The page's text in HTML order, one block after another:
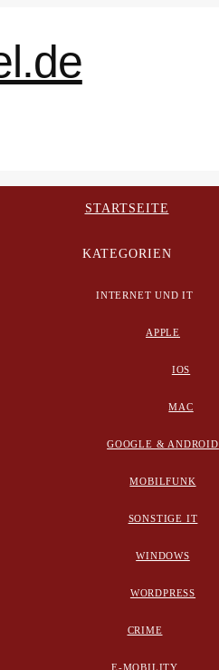
STARTSEITE
KATEGORIEN
INTERNET UND IT
APPLE
IOS
MAC
GOOGLE & ANDROID
MOBILFUNK
SONSTIGE IT
WINDOWS
WORDPRESS
CRIME
E-MOBILITY